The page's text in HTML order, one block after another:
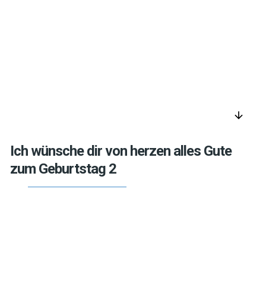
arrow_downward
Ich wünsche dir von herzen alles Gute
zum Geburtstag 2